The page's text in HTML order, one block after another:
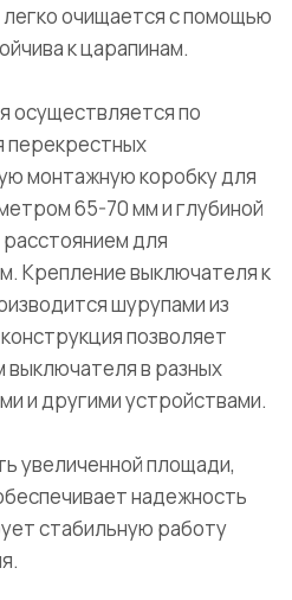
очищается с помощью
к царапинам.
осуществляется по
перекрестных
монтажную коробку для
65-70 мм и глубиной
для
Крепление выключателя к
шурупами из
позволяет
выключателя в разных
и другими устройствами.
увеличенной площади,
надежность
стабильную работу